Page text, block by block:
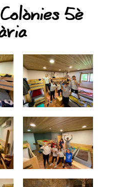
Colònies 5è